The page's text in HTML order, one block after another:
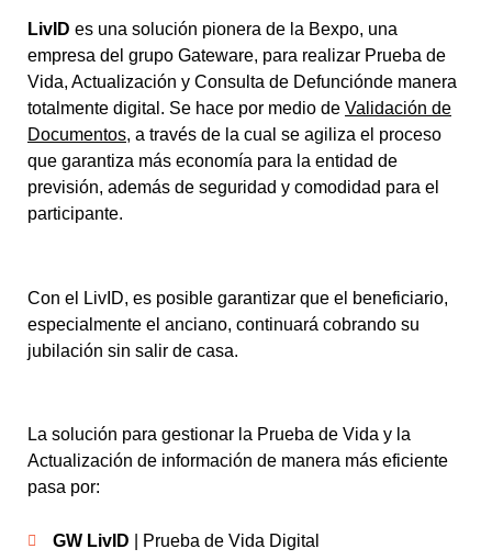
LivID es una solución pionera de la Bexpo, una
empresa del grupo Gateware, para realizar Prueba de
Vida, Actualización y Consulta de Defunciónde manera
totalmente digital. Se hace por medio de Validación de
Documentos, a través de la cual se agiliza el proceso
que garantiza más economía para la entidad de
previsión, además de seguridad y comodidad para el
participante.
Con el LivID, es posible garantizar que el beneficiario,
especialmente el anciano, continuará cobrando su
jubilación sin salir de casa.
La solución para gestionar la Prueba de Vida y la
Actualización de información de manera más eficiente
pasa por:
GW LivID | Prueba de Vida Digital